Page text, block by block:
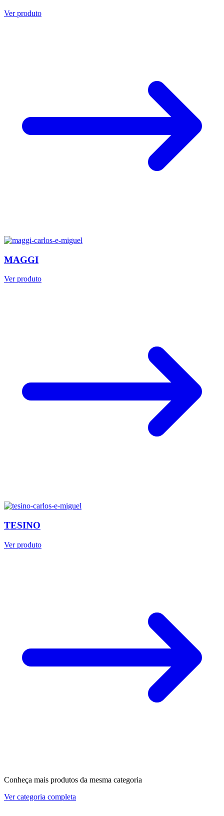
Ver produto
MAGGI
Ver produto
TESINO
Ver produto
Conheça mais produtos da mesma categoria
Ver categoria completa